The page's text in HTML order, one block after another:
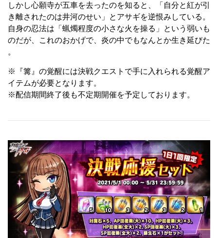
しかし心願寺が五車を去ったのを知ると、「自分と紅が引
き離されたのは井河のせい」とアサギを逆恨みしている。
自身の忍法は「蝋燭程度の小さな火を操る」という弱いも
のだが、これのおかげで、炎の中でもなんとか生き延びた
。
※『篝』の覚醒には決戦クエストで手に入れられる覚醒ア
イテムが必要となります。
※配信期間終了後も不定期開催を予定しております。